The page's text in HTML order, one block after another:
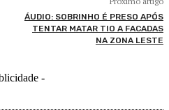
ÁUDIO: SOBRINHO É PRESO APÓS
TENTAR MATAR TIO A FACADAS
NA ZONA LESTE
-